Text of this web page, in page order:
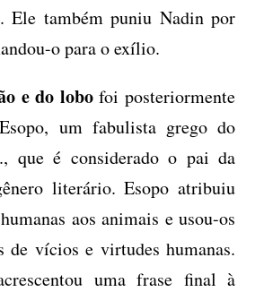
Ele também puniu Nadin por
o para o exílio.
e do lobofoi posteriormente
um fabulista grego do
que é considerado o pai da
literário. Esopo atribuiu
aos animais e usou-os
de vícios e virtudes humanas.
uma frase final à